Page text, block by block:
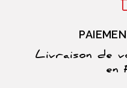
Livraison de
en